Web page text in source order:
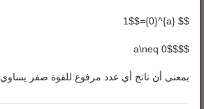
$$ {a}^{0}=1$$
$$a\neq 0$$
بمعنى أن ناتج أي عدد مرفوع للقوة صفر يساوي 1.